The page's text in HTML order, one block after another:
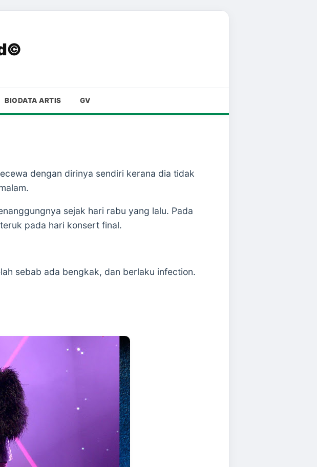
BIODATA ARTIS GV
dengan dirinya sendiri kerana dia tidak
sejak hari rabu yang lalu. Pada
pada hari konsert final.
sebab ada bengkak, dan berlaku infection.